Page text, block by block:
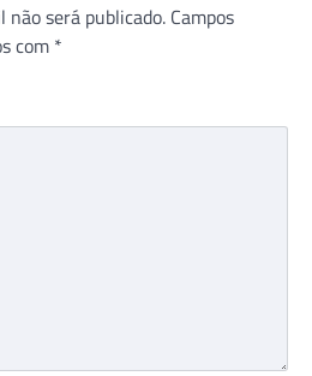
não será publicado. Campos
com *